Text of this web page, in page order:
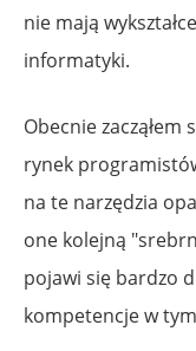
nie mają
informatyki.
Obecnie zacząłem
rynek
na te narzędzia
one kolejną
pojawi się bardzo
kompetencje w